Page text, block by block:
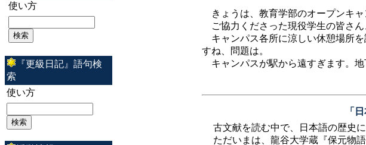
使い方
『更級日記』語句検
索
使い方
きょうは、教育学部のオープンキャ
ご協力くださった現役学生の皆さん
キャンパス各所に涼しい休憩場所
すね、問題は。
キャンパスが駅から遠すぎます。地
「日
古文献を読む中で、日本語の歴史
ただいまは、龍谷大学蔵『保元物語